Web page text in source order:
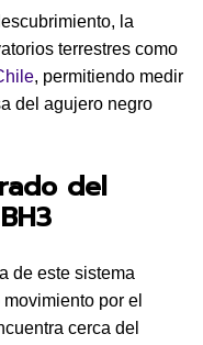
la
terrestres como
, permitiendo medir
del agujero negro
del
de este sistema
por el
cerca del